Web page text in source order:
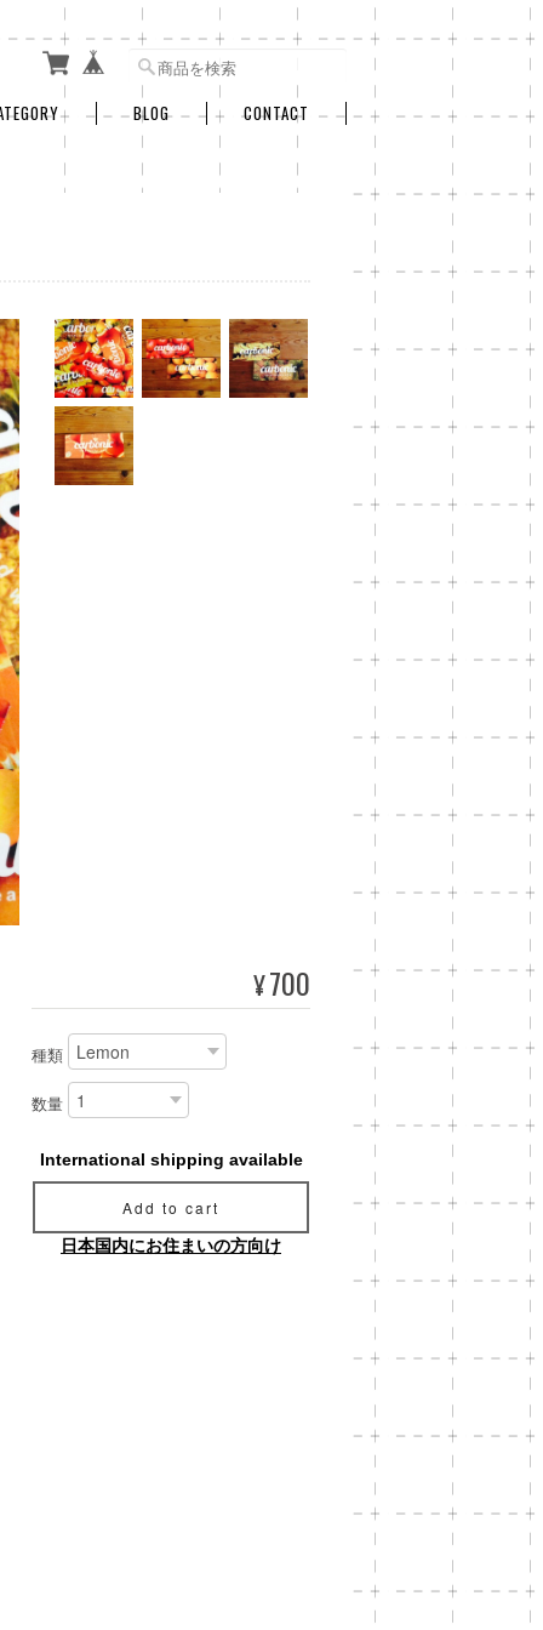
BLOG CONTACT
¥700
種類
数量
International shipping available
Add to cart
日本国内にお住まいの方向け